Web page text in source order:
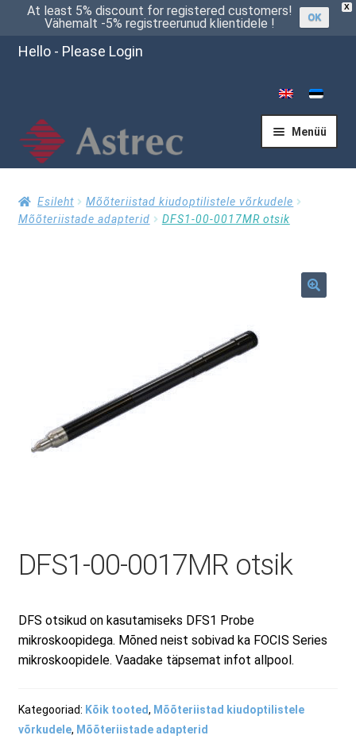
X
At least 5% discount for registered customers!
Vähemalt -5% registreerunud klientidele !
OK
Hello - Please Login
Menüü
Esileht
Müügitingimused
Ostukorv
Privaatsuspoliitika
RMA taotluse vorm
Esileht
Mõõteriistad kiudoptilistele võrkudele
Mõõteriistade adapterid
DFS1-00-0017MR otsik
DFS1-00-0017MR otsik
DFS otsikud on kasutamiseks DFS1 Probe
mikroskoopidega. Mõned neist sobivad ka FOCIS Series
mikroskoopidele. Vaadake täpsemat infot allpool.
Kategooriad: Kõik tooted, Mõõteriistad kiudoptilistele
võrkudele, Mõõteriistade adapterid